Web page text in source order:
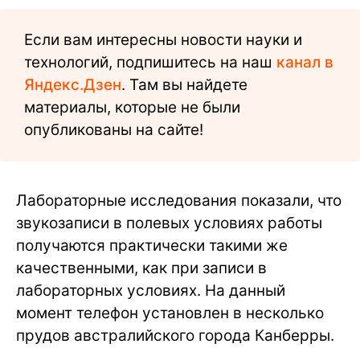
Если вам интересны новости науки и
технологий, подпишитесь на наш канал в
Яндекс.Дзен. Там вы найдете
материалы, которые не были
опубликованы на сайте!
Лабораторные исследования показали, что
звукозаписи в полевых условиях работы
получаются практически такими же
качественными, как при записи в
лабораторных условиях. На данный
момент телефон установлен в несколько
прудов австралийского города Канберры.